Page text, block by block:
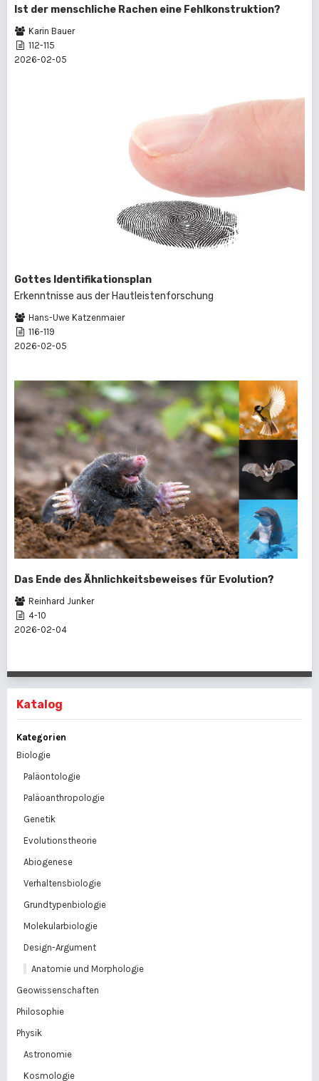
Ist der menschliche Rachen eine Fehlkonstruktion?
Karin Bauer
112-115
2026-02-05
Gottes Identifikationsplan
Erkenntnisse aus der Hautleistenforschung
Hans-Uwe Katzenmaier
116-119
2026-02-05
Das Ende des Ähnlichkeitsbeweises für Evolution?
Reinhard Junker
4-10
2026-02-04
Katalog
Kategorien
Biologie
Paläontologie
Paläoanthropologie
Genetik
Evolutionstheorie
Abiogenese
Verhaltensbiologie
Grundtypenbiologie
Molekularbiologie
Design-Argument
Anatomie und Morphologie
Geowissenschaften
Philosophie
Physik
Astronomie
Kosmologie